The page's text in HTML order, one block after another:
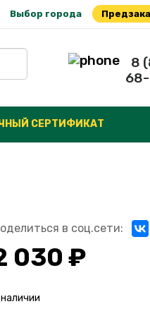
Выбор города
8
СЕРТИФИКАТ
в соц.сети:
030 ₽